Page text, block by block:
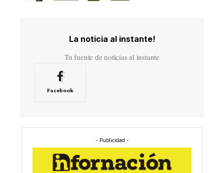
La noticia al instante!
Tu fuente de noticias al instante
Facebook
- Publicidad -